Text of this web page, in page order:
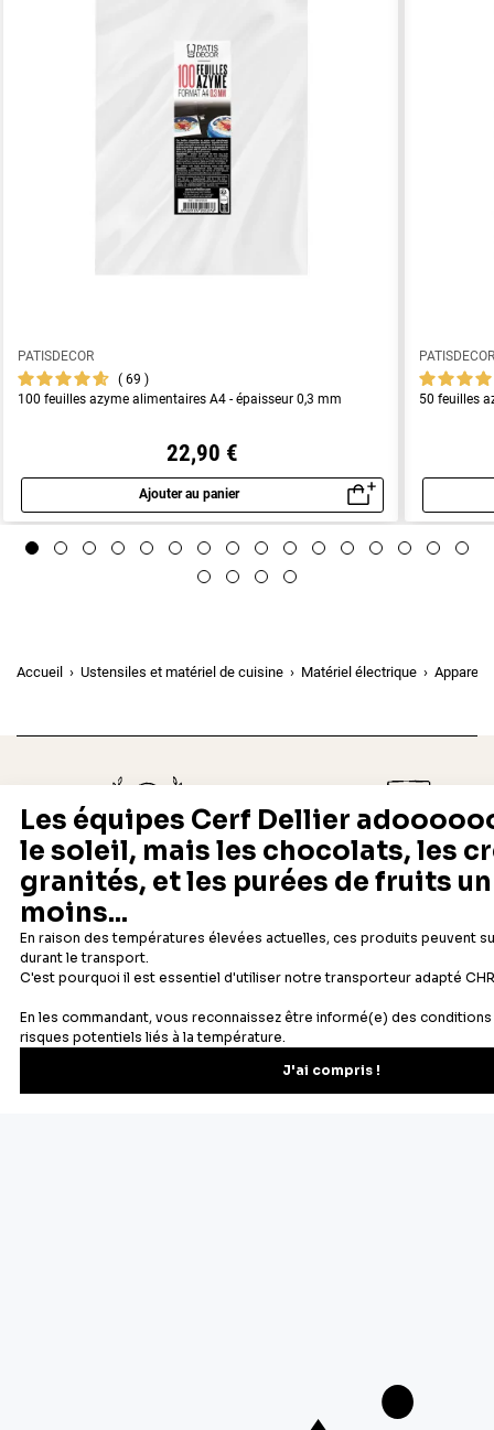
PATISDECOR
69
100 feuilles azyme alimentaires A4 - épaisseur 0,3 mm
22,90 €
Ajouter au panier
Aperçu rapide
50 feuilles
Accueil Ustensiles et matériel de cuisine Matériel électrique
Depuis 1932
Fabricant français reconnu
Livraison rapide 24/48h
Offerte dès 69 € en point
Newsletter
Recevez les recettes, astuces et offres spéciales.